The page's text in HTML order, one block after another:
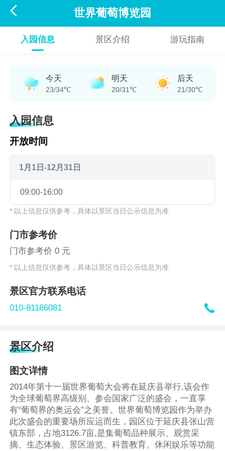
 世界葡萄博览园
入园信息 景区介绍 游玩指南
今天
23/34℃
明天
20/31℃
后天
21/30℃
入园信息
开放时间
1月1日-12月31日
09:00-16:00
* 以上信息仅供参考，具体以景区当日公示信息为准
门市参考价
门市参考价 0 元
* 以上信息仅供参考，具体以景区当日公示信息为准
景区官方联系电话
010-81186081 
景区介绍
图文详情
2014年第十一届世界葡萄大会将在延庆县举行,该会作
为全球葡萄界高级别、参会国家广泛的盛会，一直享
有“葡萄界的奥运会”之美誉。世界葡萄博览园作为举办
此次盛会的重要场所应运而生，园区位于延庆县张山营
镇东部，占地3126.7亩,是集葡萄品种展示、观赏采
摘、生态体验、景区游览、科普教育、休闲娱乐等功能